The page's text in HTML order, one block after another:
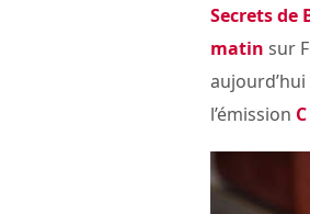
Secrets de
matin sur
l’émission